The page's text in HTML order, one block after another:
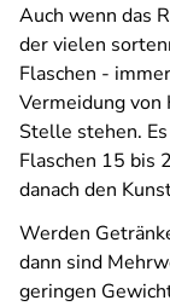
Auch wenn das
der vielen
Flaschen -
Vermeidung
Stelle stehen.
Flaschen 15 bis
danach den
Werden
dann sind
geringen